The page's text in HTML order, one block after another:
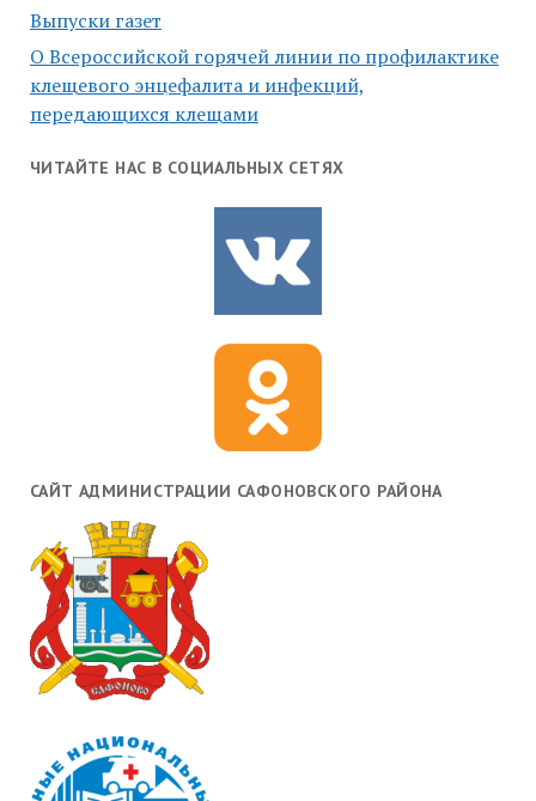
Выпуски газет
О Всероссийской горячей линии по профилактике
клещевого энцефалита и инфекций,
передающихся клещами
ЧИТАЙТЕ НАС В СОЦИАЛЬНЫХ СЕТЯХ
САЙТ АДМИНИСТРАЦИИ САФОНОВСКОГО РАЙОНА